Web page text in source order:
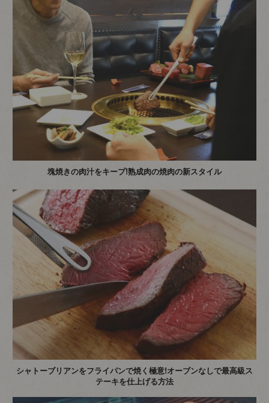
塊焼きの肉汁をキープ!熟成肉の焼肉の新スタイル
シャトーブリアンをフライパンで焼く極意!オーブンなしで最高級ス
テーキを仕上げる方法